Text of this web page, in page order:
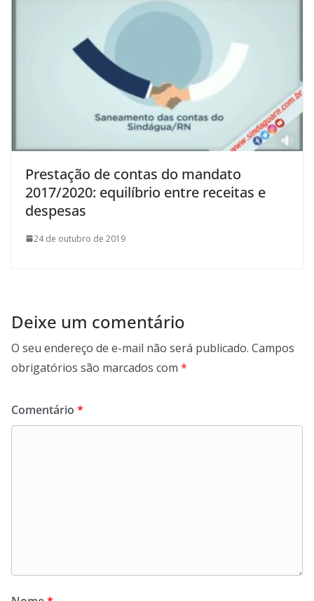
Prestação de contas do mandato
2017/2020: equilíbrio entre receitas e
despesas
24 de outubro de 2019
Deixe um comentário
O seu endereço de e-mail não será publicado. Campos
obrigatórios são marcados com *
Comentário *